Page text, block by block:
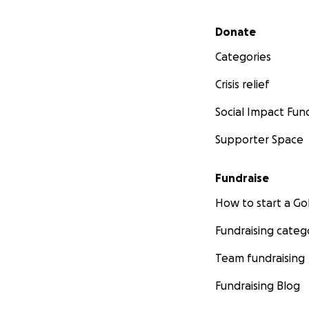
Secondary menu
Donate
Categories
Crisis relief
Social Impact
Supporter Space
Fundraise
How to start a
Fundraising
Team fundraising
Fundraising Blog